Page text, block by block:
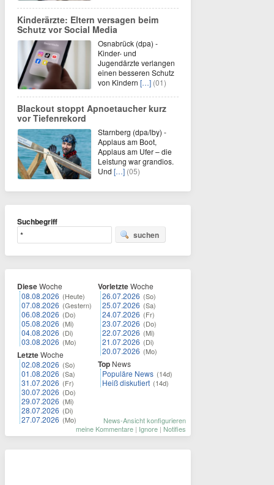
Kinderärzte: Eltern versagen beim
Schutz vor Social Media
Osnabrück (dpa) -
Kinder- und
Jugendärzte verlangen
einen besseren Schutz
von Kindern […] (01)
Blackout stoppt Apnoetaucher kurz
vor Tiefenrekord
Starnberg (dpa/lby) -
Applaus am Boot,
Applaus am Ufer – die
Leistung war grandios.
Und […] (05)
Suchbegriff
suchen
DieseWoche
08.08.2026 (Heute)
07.08.2026 (Gestern)
06.08.2026 (Do)
05.08.2026 (Mi)
04.08.2026 (Di)
03.08.2026 (Mo)
LetzteWoche
02.08.2026 (So)
01.08.2026 (Sa)
31.07.2026 (Fr)
30.07.2026 (Do)
29.07.2026 (Mi)
28.07.2026 (Di)
27.07.2026 (Mo)
VorletzteWoche
26.07.2026 (So)
25.07.2026 (Sa)
24.07.2026 (Fr)
23.07.2026 (Do)
22.07.2026 (Mi)
21.07.2026 (Di)
20.07.2026 (Mo)
Top News
Populäre News (14d)
Heiß diskutiert (14d)
News-Ansicht konfigurieren
meine Kommentare | Ignore | Notifies